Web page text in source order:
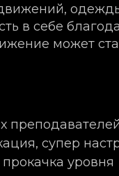
в себе
может
супер
уровня